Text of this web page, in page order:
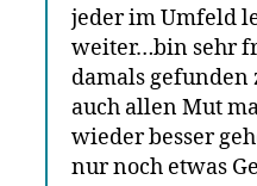
jeder im Umfeld
weiter…bin sehr
damals gefunden
auch allen Mut
wieder besser
nur noch etwas